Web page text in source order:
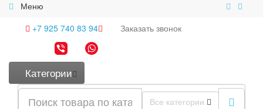
Меню
+7 925 740 83 94
Заказать звонок
Категории
Все категории